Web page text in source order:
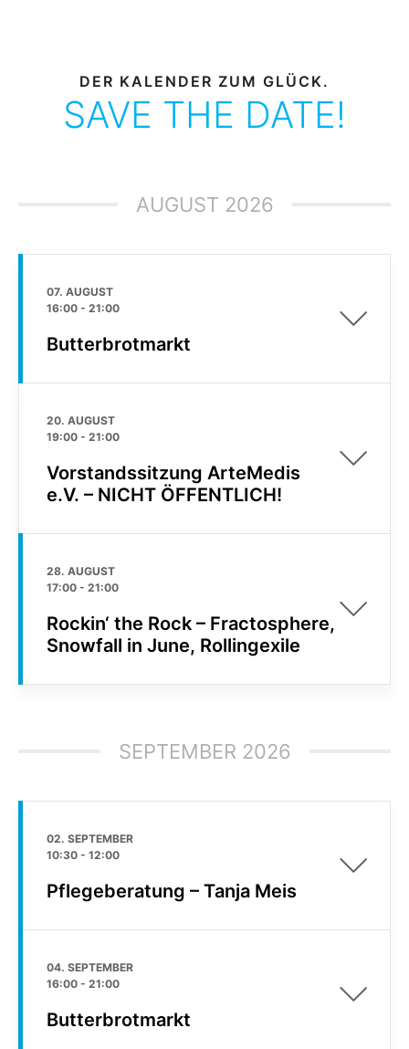
DER KALENDER ZUM GLÜCK.
SAVE THE DATE!
AUGUST 2026
07. AUGUST
16:00 - 21:00
Butterbrotmarkt
20. AUGUST
19:00 - 21:00
Vorstandssitzung ArteMedis
e.V. – NICHT ÖFFENTLICH!
28. AUGUST
17:00 - 21:00
Rockin‘ the Rock – Fractosphere,
Snowfall in June, Rollingexile
SEPTEMBER 2026
02. SEPTEMBER
10:30 - 12:00
Pflegeberatung – Tanja Meis
04. SEPTEMBER
16:00 - 21:00
Butterbrotmarkt